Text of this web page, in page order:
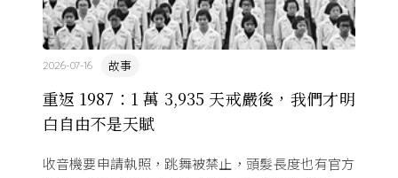
重返 1987：1 萬 3,935 天戒嚴後，我們才明
白自由不是天賦
故事
2026-07-16
收音機要申請執照，跳舞被禁止，頭髮長度也有官方